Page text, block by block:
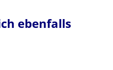
ebenfalls